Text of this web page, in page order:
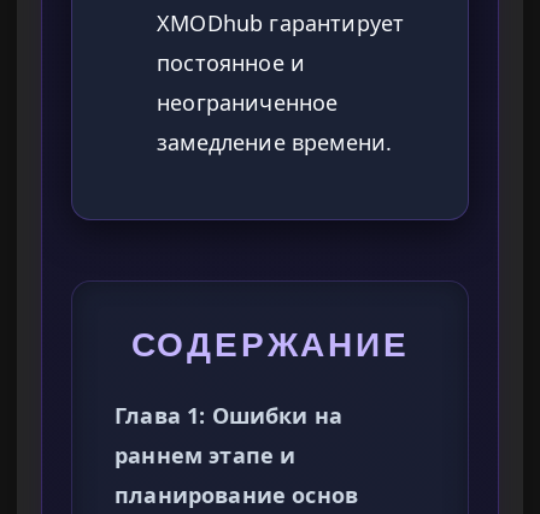
XMODhub гарантирует
постоянное и
неограниченное
замедление времени.
СОДЕРЖАНИЕ
Глава 1: Ошибки на
раннем этапе и
планирование основ